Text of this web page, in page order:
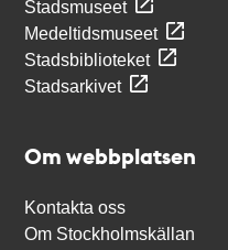
Stadsmuseet
Medeltidsmuseet
Stadsbiblioteket
Stadsarkivet
Om webbplatsen
Kontakta oss
Om Stockholmskällan